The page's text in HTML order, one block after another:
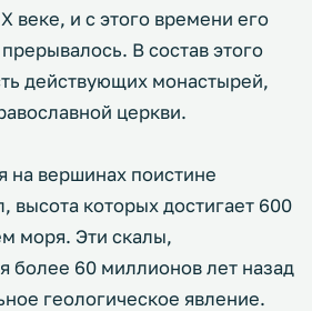
веке, и с этого времени его
В состав этого
действующих монастырей,
церкви.
на вершинах поистине
высота которых достигает 600
моря. Эти скалы,
более 60 миллионов лет назад
геологическое явление.